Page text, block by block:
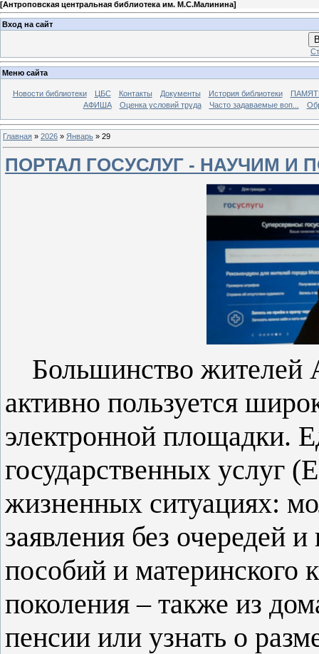
[Антроповская центральная библиотека им. М.С.Малинина]
Вход на сайт
Меню сайта
Новости библиотеки ЦБС Контакты Документы История библиотеки
АФИША
Оценка условий труда Часто задаваемые воп...
Главная » 2026 » Январь » 29
ПОРТАЛ ГОСУСЛУГ - НАУЧИМ И
Большинство жителей
активно пользуется
электронной площадки.
государственных услуг
жизненных ситуациях:
заявления без очередей
пособий и материнского
поколения – также из
пенсии или узнать о